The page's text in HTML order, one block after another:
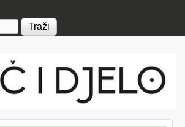
i djelo